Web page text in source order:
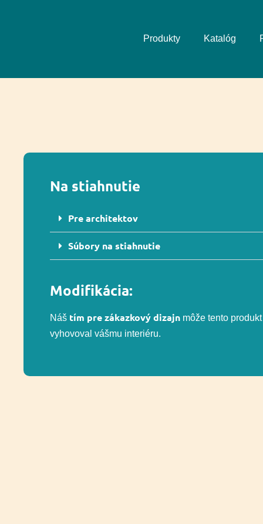
Produkty Katalóg
Na stiahnutie
Pre architektov
Súbory na stiahnutie
Modifikácia:
Náš tím pre zákazkový dizajn môže tento
vyhovoval vášmu interiéru.